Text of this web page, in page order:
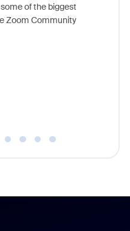
of the biggest
Zoom Community